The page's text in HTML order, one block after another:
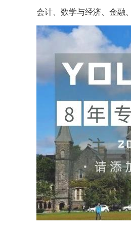
会计、数学与经济、金融